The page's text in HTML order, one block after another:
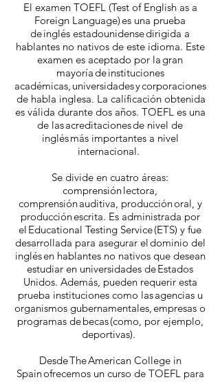
El examen TOEFL (Test of English as a
Foreign Language) es una prueba
de inglés estadounidense dirigida a
hablantes no nativos de este idioma. Este
examen es aceptado por la gran
mayoría de instituciones
académicas, universidades y corporaciones
de habla inglesa. La calificación obtenida
es válida durante dos años. TOEFL es una
de las acreditaciones de nivel de
inglés más importantes a nivel
internacional.
Se divide en cuatro áreas:
comprensión lectora,
comprensión auditiva, producción oral, y
producción escrita. Es administrada por
el Educational Testing Service (ETS) y fue
desarrollada para asegurar el dominio del
inglés en hablantes no nativos que desean
estudiar en universidades de Estados
Unidos. Además, pueden requerir esta
prueba instituciones como las agencias u
organismos gubernamentales, empresas o
programas de becas (como, por ejemplo,
deportivas).
Desde The American College in
Spain ofrecemos un curso de TOEFL para